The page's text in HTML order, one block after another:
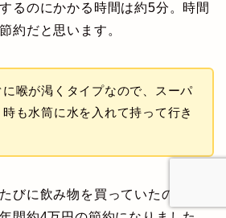
るのにかかる時間は約5分。時間
約だと思います。
喉が渇くタイプなので、スーパ
も水筒に水を入れて持って行き
びに飲み物を買っていたので、